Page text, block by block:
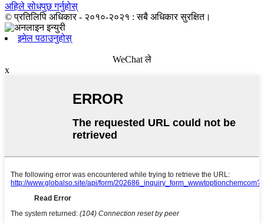
अहिले सोधपुछ गर्नुहोस्
© प्रतिलिपि अधिकार - २०१०-२०२१ : सबै अधिकार सुरक्षित।
इमेल पठाउनुहोस्
WeChat ले
x